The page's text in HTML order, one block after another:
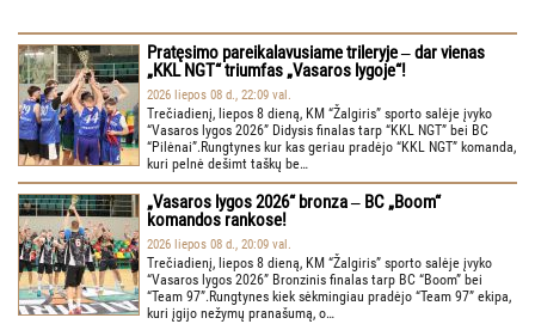
Pratęsimo pareikalavusiame trileryje ‒ dar vienas
„KKL NGT“ triumfas „Vasaros lygoje“!
2026 liepos 08 d., 22:09 val.
Trečiadienį, liepos 8 dieną, KM “Žalgiris” sporto salėje įvyko
“Vasaros lygos 2026” Didysis finalas tarp “KKL NGT” bei BC
“Pilėnai”.Rungtynes kur kas geriau pradėjo “KKL NGT” komanda,
kuri pelnė dešimt taškų be…
„Vasaros lygos 2026“ bronza ‒ BC „Boom“
komandos rankose!
2026 liepos 08 d., 20:09 val.
Trečiadienį, liepos 8 dieną, KM “Žalgiris” sporto salėje įvyko
“Vasaros lygos 2026” Bronzinis finalas tarp BC “Boom” bei
“Team 97”.Rungtynes kiek sėkmingiau pradėjo “Team 97” ekipa,
kuri įgijo nežymų pranašumą, o…